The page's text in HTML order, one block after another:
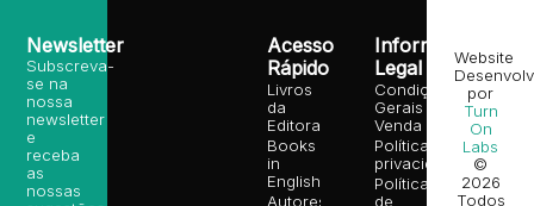
Acesso
Rápido
Livros
da
Editora
Books
in
English
Autores
Informação
Legal
Condições
Gerais de
Venda
Política de
privacidade
Política
de
Newsletter
Subscreva-
se na
nossa
newsletter
e
receba
as
nossas
Website
por
Turn
On
Labs
©
2026
Todos